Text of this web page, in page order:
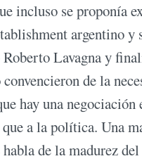
incluso se proponía
argentino
Roberto Lavagna y
de la
hay una
a la política. Una
de la madurez